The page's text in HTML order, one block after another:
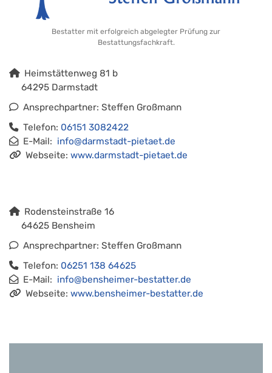
Bestatter mit erfolgreich abgelegter Prüfung zur
Bestattungsfachkraft.
Heimstättenweg 81 b
64295 Darmstadt
Ansprechpartner: Steffen Großmann
Telefon: 06151 3082422
E-Mail: info@darmstadt-pietaet.de
Webseite: www.darmstadt-pietaet.de
Rodensteinstraße 16
64625 Bensheim
Ansprechpartner: Steffen Großmann
Telefon: 06251 138 64625
E-Mail: info@bensheimer-bestatter.de
Webseite: www.bensheimer-bestatter.de